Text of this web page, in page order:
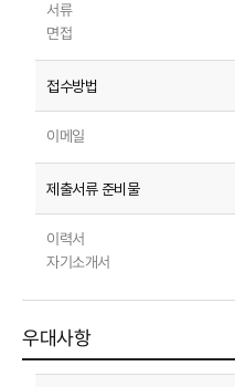
서류
면접
이메일
이력서
자기소개서
우대사항